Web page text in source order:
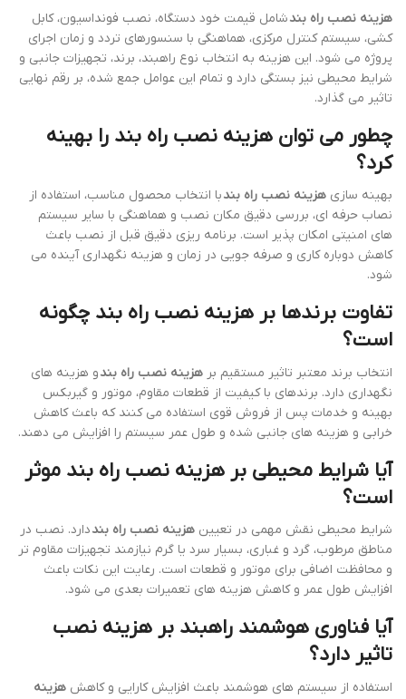
هزینه نصب راه بندشامل قیمت خود دستگاه، نصب فونداسیون، کابل
کشی، سیستم کنترل مرکزی، هماهنگی با سنسورهای تردد و زمان اجرای
پروژه می شود. این هزینه به انتخاب نوع راهبند، برند، تجهیزات جانبی و
شرایط محیطی نیز بستگی دارد و تمام این عوامل جمع شده، بر رقم نهایی
تاثیر می گذارد.
چطور می توان هزینه نصب راه بند را بهینه
کرد؟
بهینه سازی هزینه نصب راه بندبا انتخاب محصول مناسب، استفاده از
نصاب حرفه ای، بررسی دقیق مکان نصب و هماهنگی با سایر سیستم
های امنیتی امکان پذیر است. برنامه ریزی دقیق قبل از نصب باعث
کاهش دوباره کاری و صرفه جویی در زمان و هزینه نگهداری آینده می
شود.
تفاوت برندها بر هزینه نصب راه بند چگونه
است؟
انتخاب برند معتبر تاثیر مستقیم بر هزینه نصب راه بندو هزینه های
نگهداری دارد. برندهای با کیفیت از قطعات مقاوم، موتور و گیربکس
بهینه و خدمات پس از فروش قوی استفاده می کنند که باعث کاهش
خرابی و هزینه های جانبی شده و طول عمر سیستم را افزایش می دهند.
آیا شرایط محیطی بر هزینه نصب راه بند موثر
است؟
شرایط محیطی نقش مهمی در تعیین هزینه نصب راه بنددارد. نصب در
مناطق مرطوب، گرد و غباری، بسیار سرد یا گرم نیازمند تجهیزات مقاوم تر
و محافظت اضافی برای موتور و قطعات است. رعایت این نکات باعث
افزایش طول عمر و کاهش هزینه های تعمیرات بعدی می شود.
آیا فناوری هوشمند راهبند بر هزینه نصب
تاثیر دارد؟
استفاده از سیستم های هوشمند باعث افزایش کارایی و کاهش هزینه